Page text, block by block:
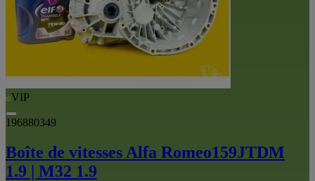
VIP
196880349
Boîte de vitesses Alfa Romeo159JTDM
1.9 | M32 1.9